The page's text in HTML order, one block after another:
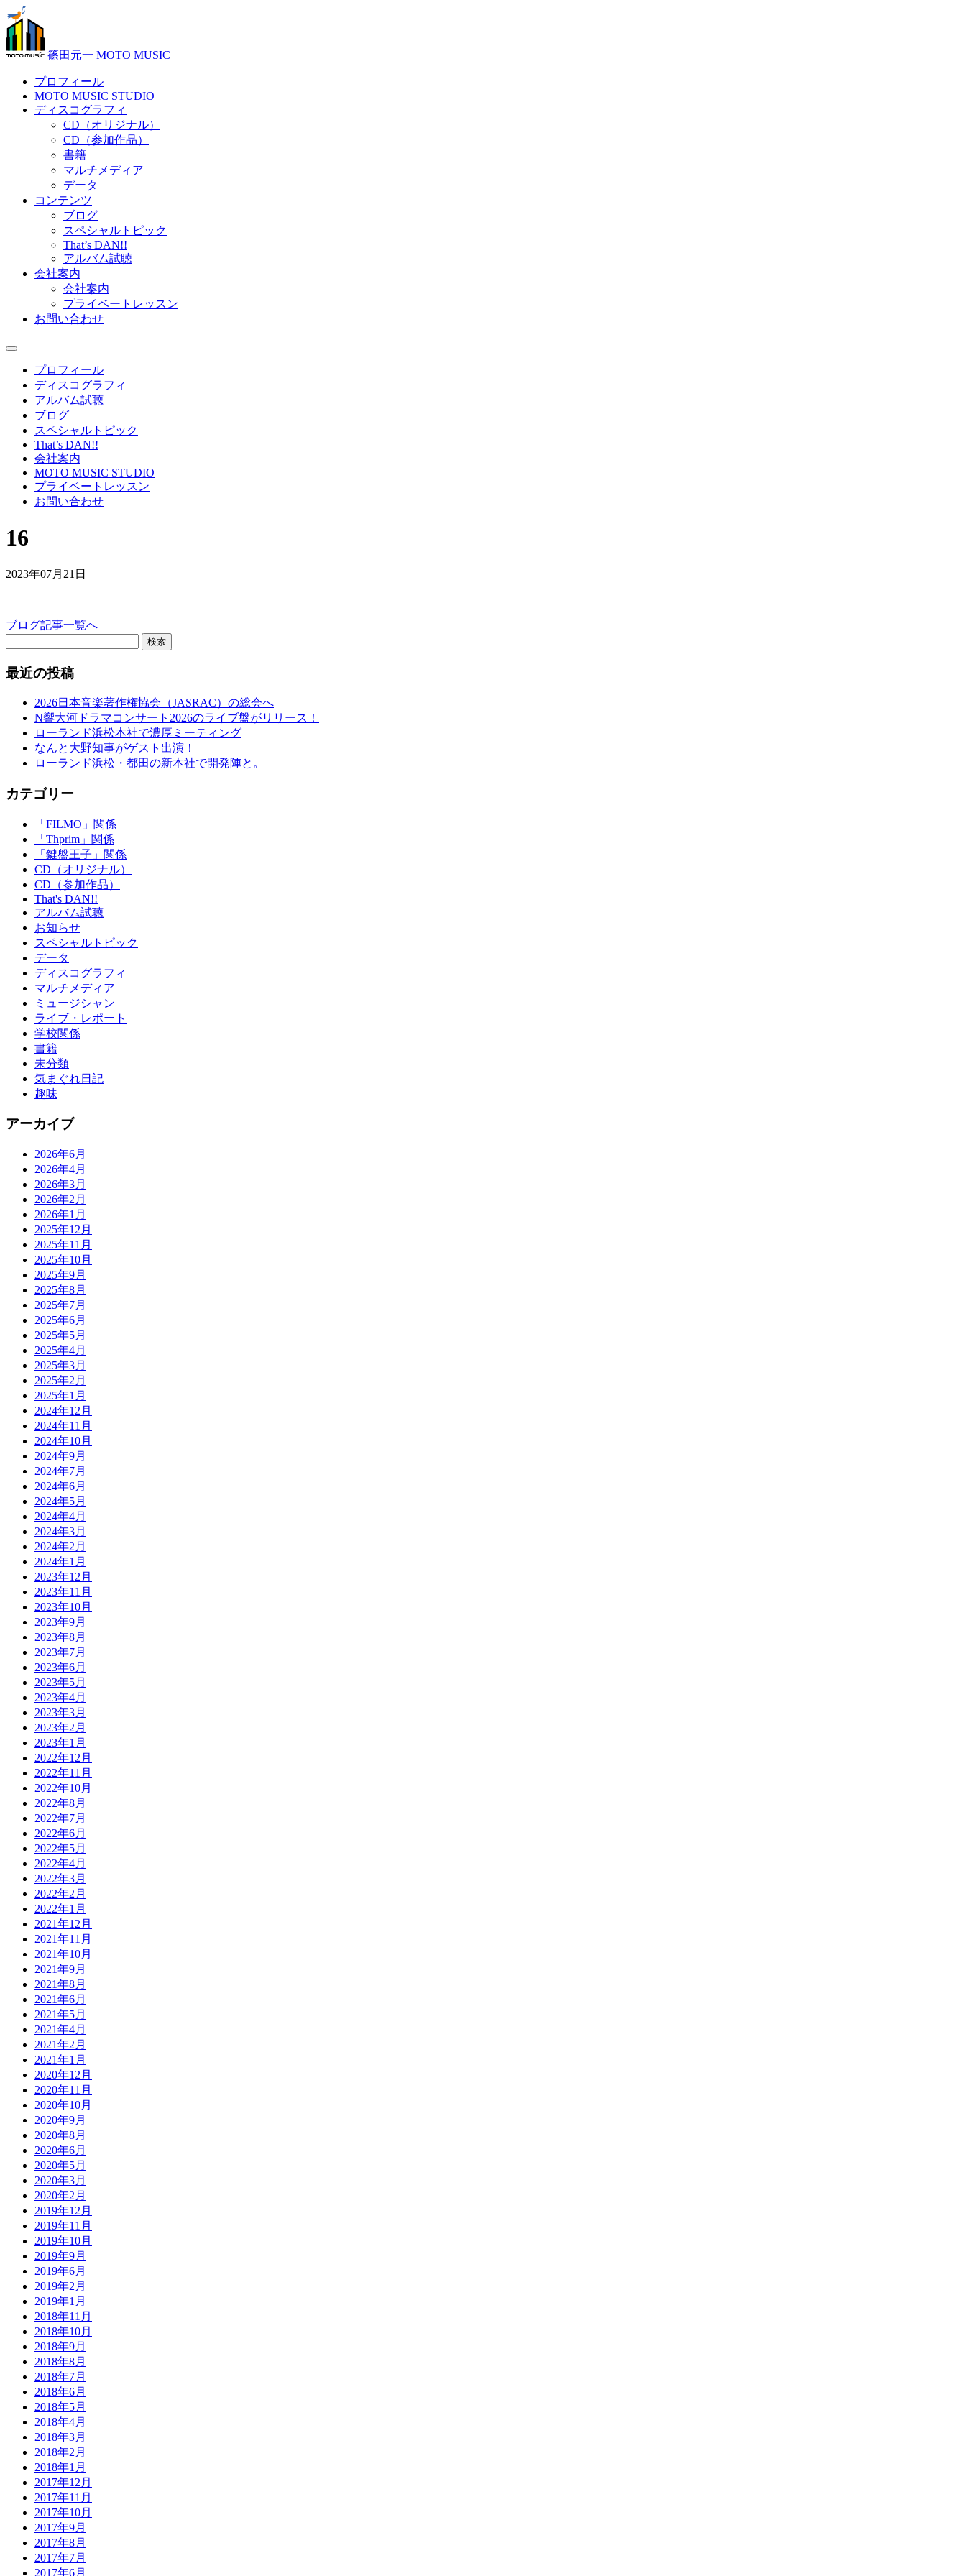
篠田元一 MOTO MUSIC
プロフィール
MOTO MUSIC STUDIO
ディスコグラフィ
CD（オリジナル）
CD（参加作品）
書籍
マルチメディア
データ
コンテンツ
ブログ
スペシャルトピック
That’s DAN!!
アルバム試聴
会社案内
会社案内
プライベートレッスン
お問い合わせ
プロフィール
ディスコグラフィ
アルバム試聴
ブログ
スペシャルトピック
That’s DAN!!
会社案内
MOTO MUSIC STUDIO
プライベートレッスン
お問い合わせ
16
2023年07月21日
ブログ記事一覧へ
検索
最近の投稿
2026日本音楽著作権協会（JASRAC）の総会へ
N響大河ドラマコンサート2026のライブ盤がリリース！
ローランド浜松本社で濃厚ミーティング
なんと大野知事がゲスト出演！
ローランド浜松・都田の新本社で開発陣と。
カテゴリー
「FILMO」関係
「Thprim」関係
「鍵盤王子」関係
CD（オリジナル）
CD（参加作品）
That's DAN!!
アルバム試聴
お知らせ
スペシャルトピック
データ
ディスコグラフィ
マルチメディア
ミュージシャン
ライブ・レポート
学校関係
書籍
未分類
気まぐれ日記
趣味
アーカイブ
2026年6月
2026年4月
2026年3月
2026年2月
2026年1月
2025年12月
2025年11月
2025年10月
2025年9月
2025年8月
2025年7月
2025年6月
2025年5月
2025年4月
2025年3月
2025年2月
2025年1月
2024年12月
2024年11月
2024年10月
2024年9月
2024年7月
2024年6月
2024年5月
2024年4月
2024年3月
2024年2月
2024年1月
2023年12月
2023年11月
2023年10月
2023年9月
2023年8月
2023年7月
2023年6月
2023年5月
2023年4月
2023年3月
2023年2月
2023年1月
2022年12月
2022年11月
2022年10月
2022年8月
2022年7月
2022年6月
2022年5月
2022年4月
2022年3月
2022年2月
2022年1月
2021年12月
2021年11月
2021年10月
2021年9月
2021年8月
2021年6月
2021年5月
2021年4月
2021年2月
2021年1月
2020年12月
2020年11月
2020年10月
2020年9月
2020年8月
2020年6月
2020年5月
2020年3月
2020年2月
2019年12月
2019年11月
2019年10月
2019年9月
2019年6月
2019年2月
2019年1月
2018年11月
2018年10月
2018年9月
2018年8月
2018年7月
2018年6月
2018年5月
2018年4月
2018年3月
2018年2月
2018年1月
2017年12月
2017年11月
2017年10月
2017年9月
2017年8月
2017年7月
2017年6月